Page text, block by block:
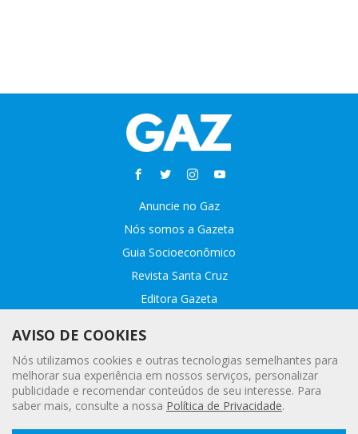
Leia a
Anuncie no Gaz
Nós somos a Gazeta
Guia Socioeconômico
Revista Santa Cruz
Editora Gazeta
Fale conosco
Webmail
Assinatura Premiada
AVISO DE COOKIES
Nós utilizamos cookies e outras tecnologias semelhantes para
melhorar sua experiência em nossos serviços, personalizar
publicidade e recomendar conteúdos de seu interesse. Para
saber mais, consulte a nossa Política de Privacidade.